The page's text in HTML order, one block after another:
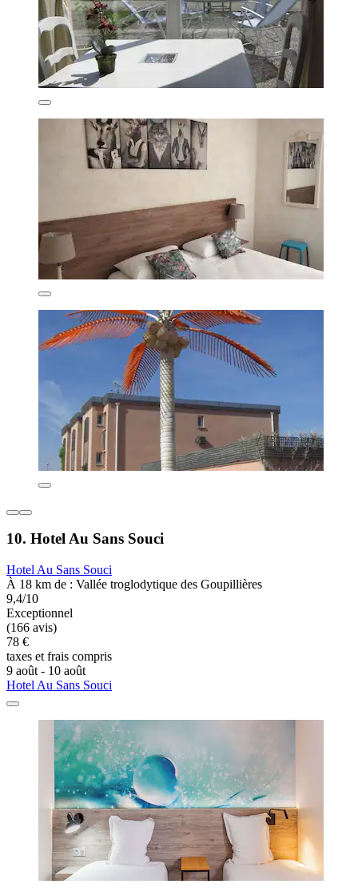
10. Hotel Au Sans Souci
Hotel Au Sans Souci
À 18 km de : Vallée troglodytique des Goupillières
9,4/10
Exceptionnel
(166 avis)
78 €
taxes et frais compris
9 août - 10 août
Hotel Au Sans Souci